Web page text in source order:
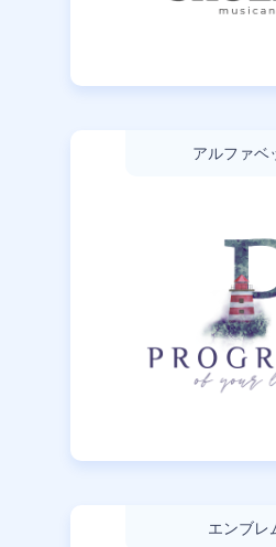
アルファベ
エンブレ